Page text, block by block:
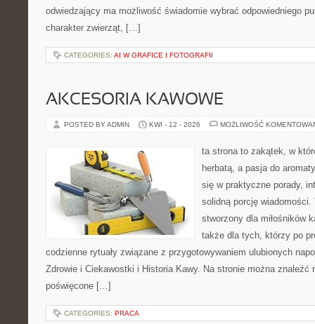
odwiedzający ma możliwość świadomie wybrać odpowiedniego
charakter zwierząt, […]
CATEGORIES: AI W GRAFICE I FOTOGRAFII
AKCESORIA KAWOWE
POSTED BY ADMIN KWI - 12 - 2026 MOŻLIWOŚĆ
ta strona to zakątek, w
herbatą, a pasja do
się w praktyczne porady,
solidną porcję wiadomości.
stworzony dla miłośników
także dla tych, którzy po
codzienne rytuały związane z przygotowywaniem ulubionych
Zdrowie i Ciekawostki i Historia Kawy. Na stronie można znaleźć
poświęcone […]
CATEGORIES: PRACA